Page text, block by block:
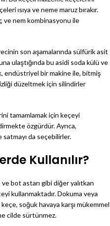
ısıya ve neme maruz bırakır.
ve nem kombinasyonu ile
son aşamalarında sülfürik asit
ulaştığında bu asidi soda külü ve
endüstriyel bir makine ile, bitmiş
düzeltmek için silindirler
tamamlamak için keçeyi
özgürdür. Ayrıca,
satmayı da seçebilirler.
Kullanılır?
bot astarı gibi diğer yalıtkan
kullanmaktadır. Dokuma veya
soğuk havaya karşı mükemmel
cilde sürtünmez.